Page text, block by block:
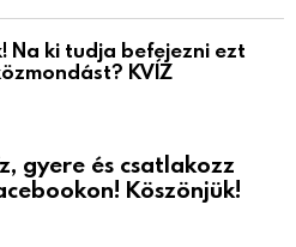
Na ki tudja befejezni ezt
KVÍZ
gyere és csatlakozz
Köszönjük!